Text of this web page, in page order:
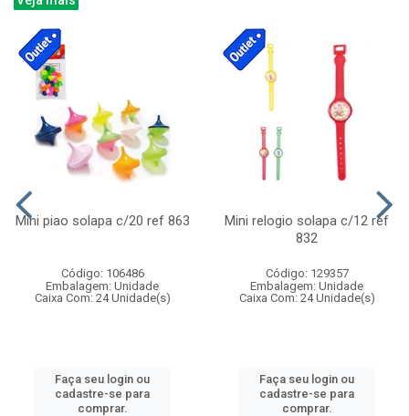
Mini piao solapa c/20 ref 863
Código: 106486
Embalagem: Unidade
Caixa Com: 24 Unidade(s)
Faça seu login ou
cadastre-se para
comprar.
Mini relogio solapa c/12 ref
832
Código: 129357
Embalagem: Unidade
Caixa Com: 24 Unidade(s)
Faça seu login ou
cadastre-se para
comprar.